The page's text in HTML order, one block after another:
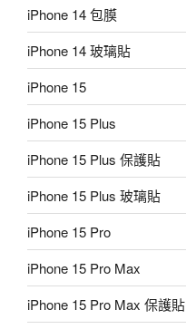
iPhone 14 包膜
iPhone 14 玻璃貼
iPhone 15
iPhone 15 Plus
iPhone 15 Plus 保護貼
iPhone 15 Plus 玻璃貼
iPhone 15 Pro
iPhone 15 Pro Max
iPhone 15 Pro Max 保護貼